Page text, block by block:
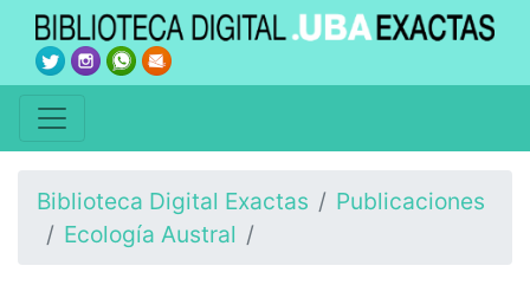
Biblioteca Digital Exactas
Publicaciones
Ecología Austral